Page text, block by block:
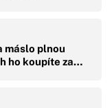
máslo plnou
ho koupíte za…